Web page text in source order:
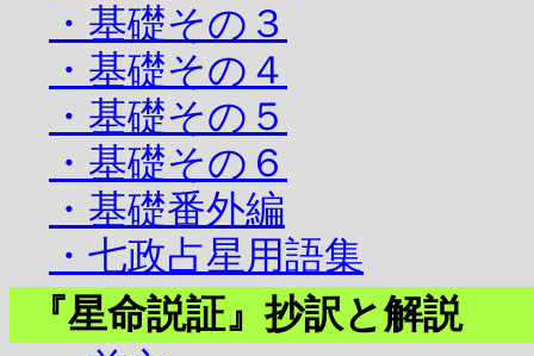
・基礎その３
・基礎その４
・基礎その５
・基礎その６
・基礎番外編
・七政占星用語集
『星命説証』抄訳と解説